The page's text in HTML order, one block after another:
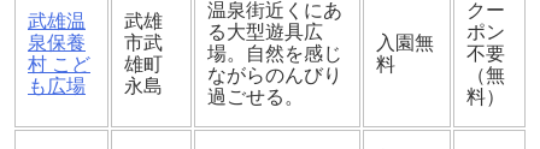
武雄温
泉保養
村 こど
も広場
武雄
市武
雄町
永島
温泉街近くにあ
る大型遊具広
場。自然を感じ
ながらのんびり
過ごせる。
入園無
料
クー
ポン
不要
（無
料）